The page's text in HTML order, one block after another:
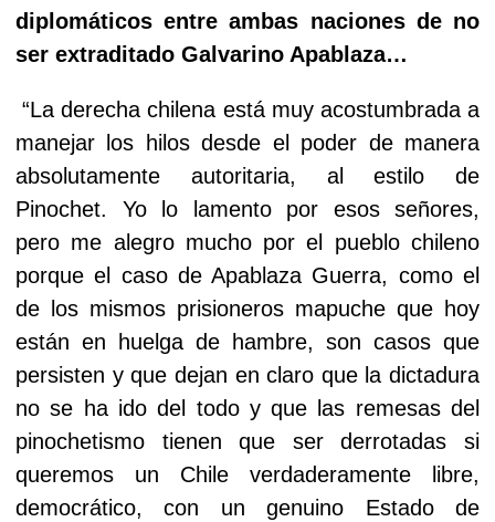
diplomáticos entre ambas naciones de no
ser extraditado Galvarino Apablaza…
“La derecha chilena está muy acostumbrada a
manejar los hilos desde el poder de manera
absolutamente autoritaria, al estilo de
Pinochet. Yo lo lamento por esos señores,
pero me alegro mucho por el pueblo chileno
porque el caso de Apablaza Guerra, como el
de los mismos prisioneros mapuche que hoy
están en huelga de hambre, son casos que
persisten y que dejan en claro que la dictadura
no se ha ido del todo y que las remesas del
pinochetismo tienen que ser derrotadas si
queremos un Chile verdaderamente libre,
democrático, con un genuino Estado de